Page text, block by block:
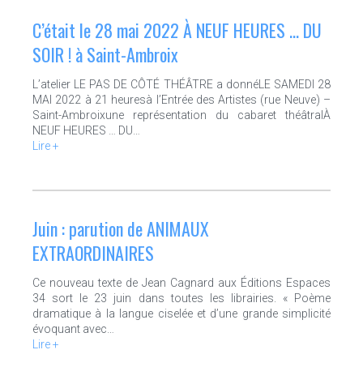
C’était le 28 mai 2022 À NEUF HEURES … DU
SOIR ! à Saint-Ambroix
L’atelier LE PAS DE CÔTÉ THÉÂTRE a donnéLE SAMEDI 28
MAI 2022 à 21 heuresà l’Entrée des Artistes (rue Neuve) –
Saint-Ambroixune représentation du cabaret théâtralÀ
NEUF HEURES … DU…
Lire +
Juin : parution de ANIMAUX
EXTRAORDINAIRES
Ce nouveau texte de Jean Cagnard aux Éditions Espaces
34 sort le 23 juin dans toutes les librairies. « Poème
dramatique à la langue ciselée et d’une grande simplicité
évoquant avec…
Lire +